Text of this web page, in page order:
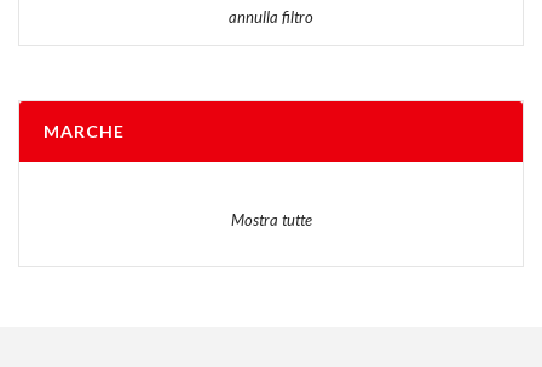
annulla filtro
MARCHE
Mostra tutte